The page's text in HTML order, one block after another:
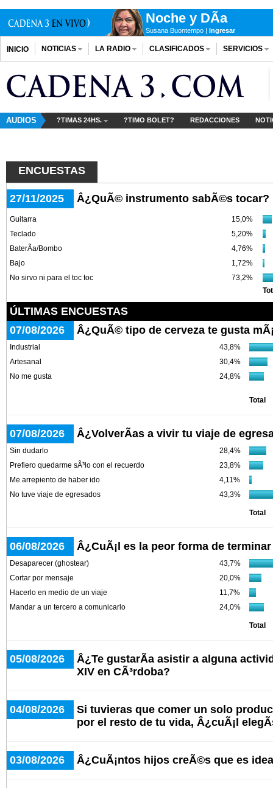
Noche y DÃ­a
Susana Buontempo | Ingresar
INICIO NOTICIAS LA RADIO CLASIFICADOS SERVICIOS
AUDIOS ?TIMAS 24HS. ?TIMO BOLET? REDACCIONES
ENCUESTAS
27/11/2025 Â¿QuÃ© instrumento sabÃ©s tocar?
Guitarra
15,0%
Teclado
5,20%
BaterÃ­a/Bombo
4,76%
Bajo
1,72%
No sirvo ni para el toc toc
73,2%
ÚLTIMAS ENCUESTAS
07/08/2026
Â¿QuÃ© tipo de cerveza te gusta
Industrial
43,8%
Artesanal
30,4%
No me gusta
24,8%
Total
07/08/2026 Â¿VolverÃ­as a vivir tu viaje de
Sin dudarlo
28,4%
Prefiero quedarme sÃ³lo con el recuerdo
23,8%
Me arrepiento de haber ido
4,11%
No tuve viaje de egresados
43,3%
Total
06/08/2026 Â¿CuÃ¡l es la peor forma de
Desaparecer (ghostear)
43,7%
Cortar por mensaje
20,0%
Hacerlo en medio de un viaje
11,7%
Mandar a un tercero a comunicarlo
24,0%
Total
05/08/2026
Â¿Te gustarÃ­a asistir a alguna
XIV en CÃ³rdoba?
04/08/2026
Si tuvieras que comer un solo
por el resto de tu vida, Â¿cuÃ¡l
03/08/2026 Â¿CuÃ¡ntos hijos creÃ©s que es